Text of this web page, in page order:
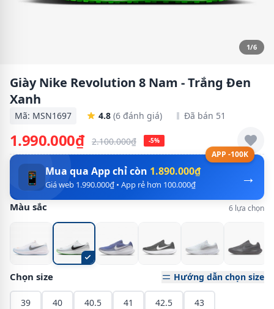
1/6
Giày Nike Revolution 8 Nam - Trắng Đen
Xanh
Mã: MSN1697 4.8 (6 đánh giá) Đã bán 51
1.990.000₫ 2.100.000₫ -5%
APP -100K
→
📱 Mua qua App chỉ còn 1.890.000₫
Giá web 1.990.000₫ • App rẻ hơn 100.000₫
Màu sắc 6 lựa chọn
Chọn size Hướng dẫn chọn size
39 40 40.5 41 42.5 43